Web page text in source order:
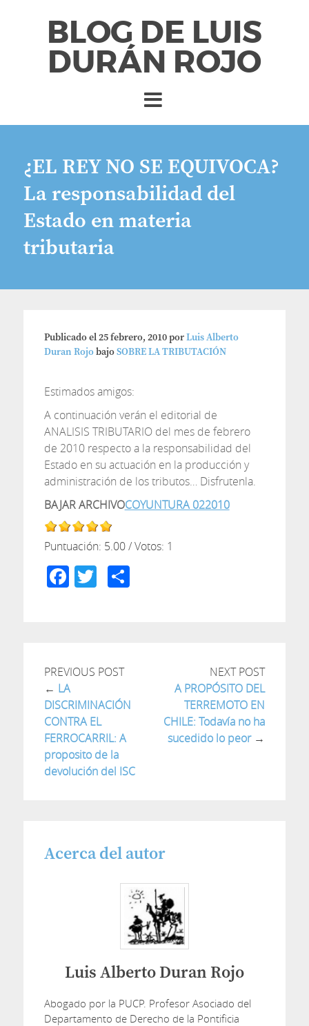
BLOG DE LUIS
DURÁN ROJO
¿EL REY NO SE EQUIVOCA?
La responsabilidad del
Estado en materia
tributaria
Publicado el25 febrero, 2010porLuis Alberto
Duran RojobajoSOBRE LA TRIBUTACIÓN
Estimados amigos:
A continuación verán el editorial de
ANALISIS TRIBUTARIO del mes de febrero
de 2010 respecto a la responsabilidad del
Estado en su actuación en la producción y
administración de los tributos… Disfrutenla.
BAJAR ARCHIVOCOYUNTURA 022010
Puntuación: 5.00/ Votos: 1
Facebook
TwitterCompartir
PREVIOUS POST
← LA
DISCRIMINACIÓN
CONTRA EL
FERROCARRIL: A
proposito de la
devolución del ISC
NEXT POST
A PROPÓSITO DEL
TERREMOTO EN
CHILE: Todavía no ha
sucedido lo peor→
Acerca del autor
Luis Alberto Duran Rojo
Abogado por la PUCP. Profesor Asociado del
Departamento de Derecho de la Pontificia